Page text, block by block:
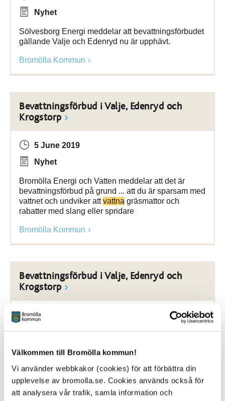
Välkommen till Bromölla kommun!
Vi använder webbkakor (cookies) för att förbättra din
upplevelse av bromolla.se. Cookies används också för
att analysera vår trafik, samla information och
Nyhet
Sölvesborg Energi meddelar att bevattningsförbudet
gällande Valje och Edenryd nu är upphävt.
Bromölla Kommun
Bevattningsförbud i Valje, Edenryd och
Krogstorp
5 June 2019
Nyhet
Bromölla Energi och Vatten meddelar att det är
bevattningsförbud på grund ... att du är sparsam med
vattnet och undviker attvattna gräsmattor och
rabatter med slang eller spridare
Bromölla Kommun
Bevattningsförbud i Valje, Edenryd och
Krogstorp
14 June 2021
Just nu råder bevattningsförbud i Valje, Edenryd och
vatten till mat, ... personlig hygien. Du får inte fylla
pooler eller vattna.
Bromölla Kommun